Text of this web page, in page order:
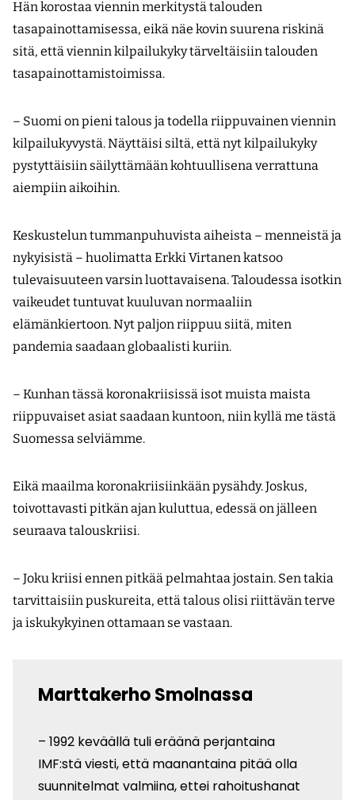
Hän korostaa viennin merkitystä talouden
tasapainottamisessa, eikä näe kovin suurena riskinä
sitä, että viennin kilpailukyky tärveltäisiin talouden
tasapainottamistoimissa.
– Suomi on pieni talous ja todella riippuvainen viennin
kilpailukyvystä. Näyttäisi siltä, että nyt kilpailukyky
pystyttäisiin säilyttämään kohtuullisena verrattuna
aiempiin aikoihin.
Keskustelun tummanpuhuvista aiheista – menneistä ja
nykyisistä – huolimatta Erkki Virtanen katsoo
tulevaisuuteen varsin luottavaisena. Taloudessa isotkin
vaikeudet tuntuvat kuuluvan normaaliin
elämänkiertoon. Nyt paljon riippuu siitä, miten
pandemia saadaan globaalisti kuriin.
– Kunhan tässä koronakriisissä isot muista maista
riippuvaiset asiat saadaan kuntoon, niin kyllä me tästä
Suomessa selviämme.
Eikä maailma koronakriisiinkään pysähdy. Joskus,
toivottavasti pitkän ajan kuluttua, edessä on jälleen
seuraava talouskriisi.
– Joku kriisi ennen pitkää pelmahtaa jostain. Sen takia
tarvittaisiin puskureita, että talous olisi riittävän terve
ja iskukykyinen ottamaan se vastaan.
Marttakerho Smolnassa
– 1992 keväällä tuli eräänä perjantaina
IMF:stä viesti, että maanantaina pitää olla
suunnitelmat valmiina, ettei rahoitushanat